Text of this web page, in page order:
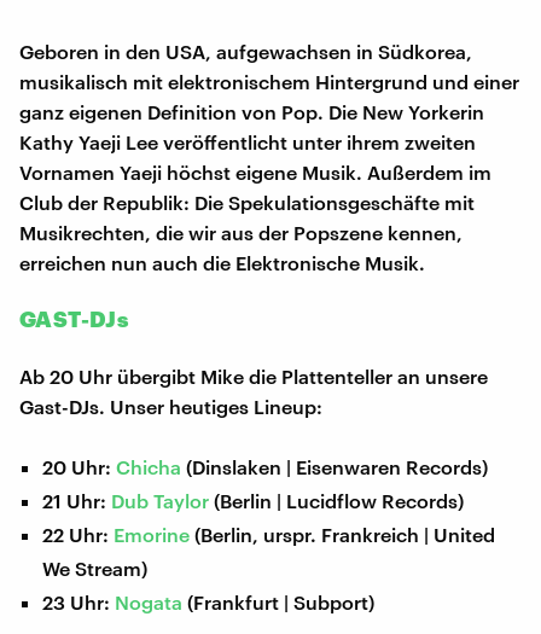
Geboren in den USA, aufgewachsen in Südkorea,
musikalisch mit elektronischem Hintergrund und einer
ganz eigenen Definition von Pop. Die New Yorkerin
Kathy Yaeji Lee veröffentlicht unter ihrem zweiten
Vornamen Yaeji höchst eigene Musik. Außerdem im
Club der Republik: Die Spekulationsgeschäfte mit
Musikrechten, die wir aus der Popszene kennen,
erreichen nun auch die Elektronische Musik.
GAST-DJs
Ab 20 Uhr übergibt Mike die Plattenteller an unsere
Gast-DJs. Unser heutiges Lineup:
20 Uhr:Chicha (Dinslaken | Eisenwaren Records)
21 Uhr: Dub Taylor (Berlin | Lucidflow Records)
22 Uhr: Emorine (Berlin, urspr. Frankreich | United
We Stream)
23 Uhr: Nogata (Frankfurt | Subport)